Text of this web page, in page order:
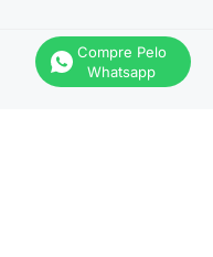
Compre Pelo
Whatsapp